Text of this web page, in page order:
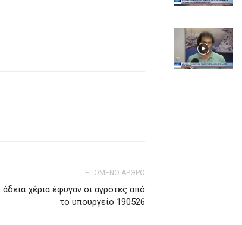
ΕΠΟΜΕΝΟ ΑΡΘΡΟ
χέρια έφυγαν οι αγρότες από
το υπουργείο 190526